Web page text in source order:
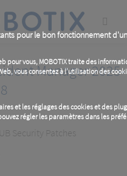
pour le bon fonctionnement
pour vous, MOBOTIX traite des
vous consentez à l'utilisation des
et les réglages des cookies et des
régler les paramètres dans les
Manager 2025-
Security Patches